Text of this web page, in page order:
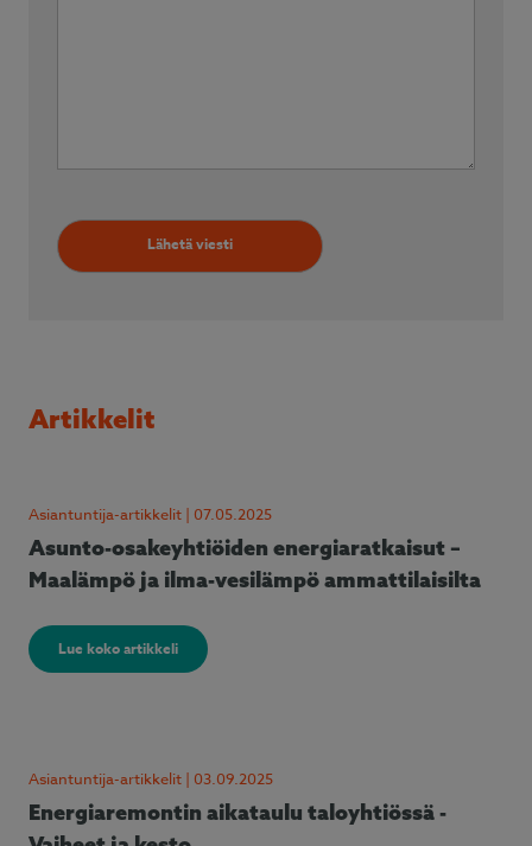
Artikkelit
Asiantuntija-artikkelit | 07.05.2025
Asunto-osakeyhtiöiden energiaratkaisut –
Maalämpö ja ilma-vesilämpö ammattilaisilta
Lue koko artikkeli
Asiantuntija-artikkelit | 03.09.2025
Energiaremontin aikataulu taloyhtiössä -